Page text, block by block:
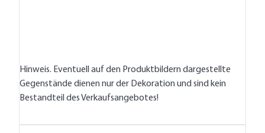
Hinweis. Eventuell auf den Produktbildern dargestellte
Gegenstände dienen nur der Dekoration und sind kein
Bestandteil des Verkaufsangebotes!